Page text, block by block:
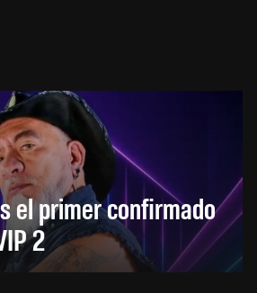
el primer confirmado
2